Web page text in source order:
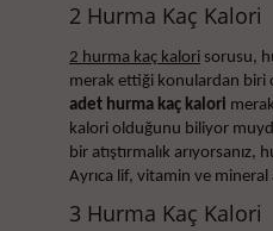
2 Hurma Kaç Kalori
2 hurma kaç kalori sorusu,
merak ettiği konulardan biri
adet hurma kaç kalori
kalori olduğunu biliyor
bir atıştırmalık
Ayrıca lif, vitamin ve mineral
3 Hurma Kaç Kalori